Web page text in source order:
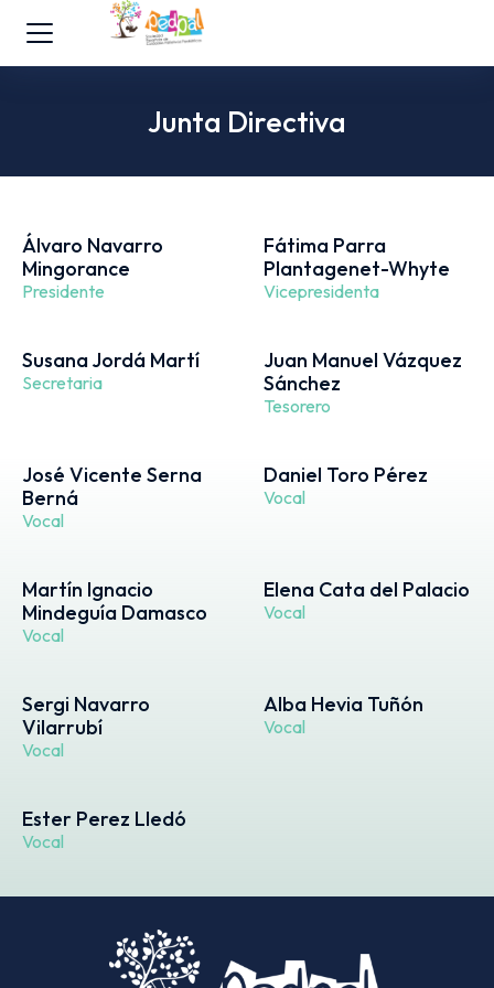
Junta Directiva
Álvaro Navarro
Mingorance
Presidente
Fátima Parra
Plantagenet-Whyte
Vicepresidenta
Susana Jordá Martí
Secretaria
Juan Manuel Vázquez
Sánchez
Tesorero
José Vicente Serna
Berná
Vocal
Daniel Toro Pérez
Vocal
Martín Ignacio
Mindeguía Damasco
Vocal
Elena Cata del Palacio
Vocal
Sergi Navarro
Vilarrubí
Vocal
Alba Hevia Tuñón
Vocal
Ester Perez Lledó
Vocal